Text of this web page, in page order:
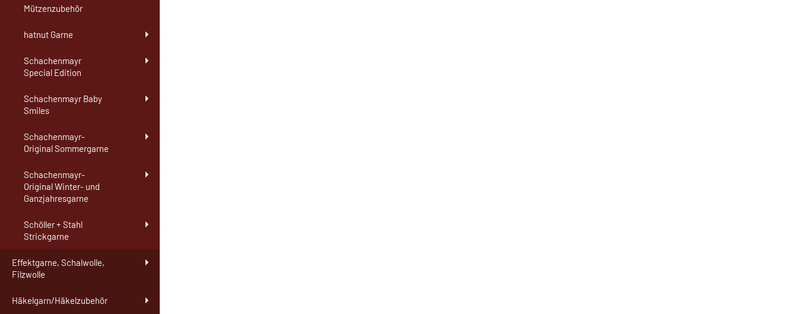
Mützenzubehör
hatnut Garne
Schachenmayr
Special Edition
Schachenmayr Baby
Smiles
Schachenmayr-
Original Sommergarne
Schachenmayr-
Original Winter- und
Ganzjahresgarne
Schöller + Stahl
Strickgarne
Effektgarne, Schalwolle,
Filzwolle
Häkelgarn/Häkelzubehör